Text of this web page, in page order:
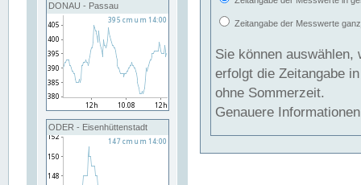
DONAU - Passau
ODER - Eisenhüttenstadt
Zeitangabe der Messwerte
Sie können auswählen,
erfolgt die Zeitangabe
ohne Sommerzeit.
Genauere